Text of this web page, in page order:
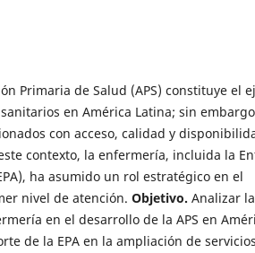
Primaria de Salud (APS) constituye el
en América Latina; sin
con acceso, calidad y
contexto, la enfermería, incluida la
ha asumido un rol estratégico en el
nivel de atención. Objetivo. Analizar la
en el desarrollo de la APS en
de la EPA en la ampliación de